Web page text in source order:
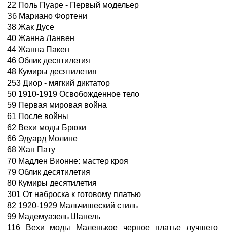
22 Поль Пуаре - Первый модельер
Зб Мариано Фортени
38 Жак Дусе
40 Жанна Ланвен
44 Жанна Пакен
46 Облик десятилетия
48 Кумиры десятилетия
253 Диор - мягкий диктатор
50 1910-1919 Освобожденное тело
59 Первая мировая война
61 После войны
62 Вехи моды Брюки
66 Эдуард Молине
68 Жан Пату
70 Мадлен Вионне: мастер кроя
79 Облик десятилетия
80 Кумиры десятилетия
301 От наброска к готовому платью
82 1920-1929 Мальчишеский стиль
99 Мадемуазель Шанель
116 Вехи моды Маленькое черное платье лучшего